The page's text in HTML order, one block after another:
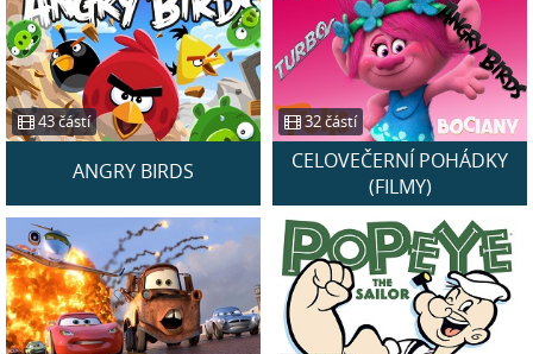
43 částí
ANGRY BIRDS
32 částí
CELOVEČERNÍ POHÁDKY
(FILMY)